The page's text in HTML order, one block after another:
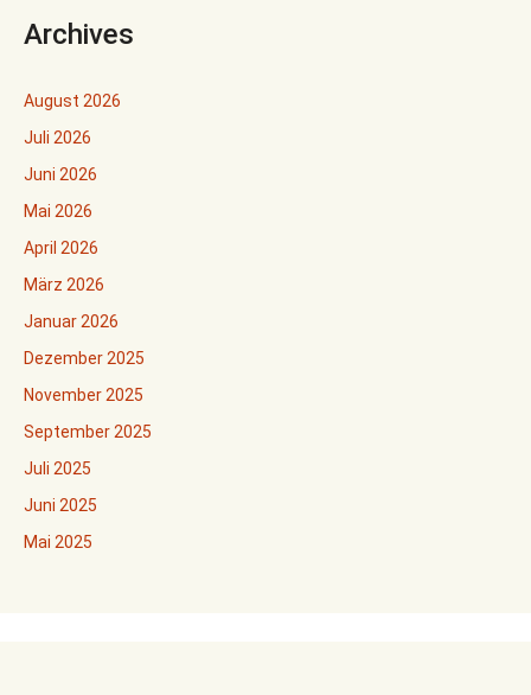
Archives
August 2026
Juli 2026
Juni 2026
Mai 2026
April 2026
März 2026
Januar 2026
Dezember 2025
November 2025
September 2025
Juli 2025
Juni 2025
Mai 2025